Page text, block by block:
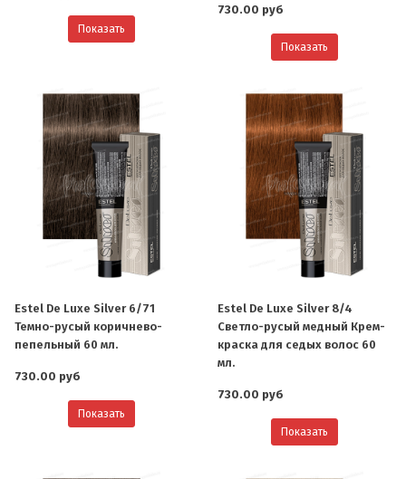
Показать
730.00 руб
Показать
Estel De Luxe Silver 6/71
Темно-русый коричнево-
пепельный 60 мл.
730.00 руб
Показать
Estel De Luxe Silver 8/4
Светло-русый медный Крем-
краска для седых волос 60
мл.
730.00 руб
Показать